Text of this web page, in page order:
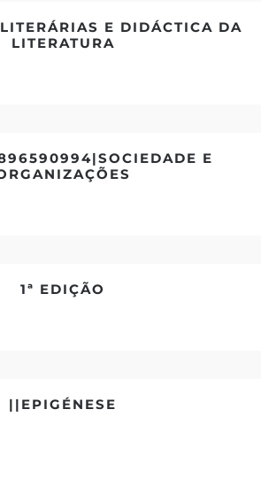
E DIDÁCTICA DA
LITERATURA
E
1ª EDIÇÃO
||EPIGÉNESE